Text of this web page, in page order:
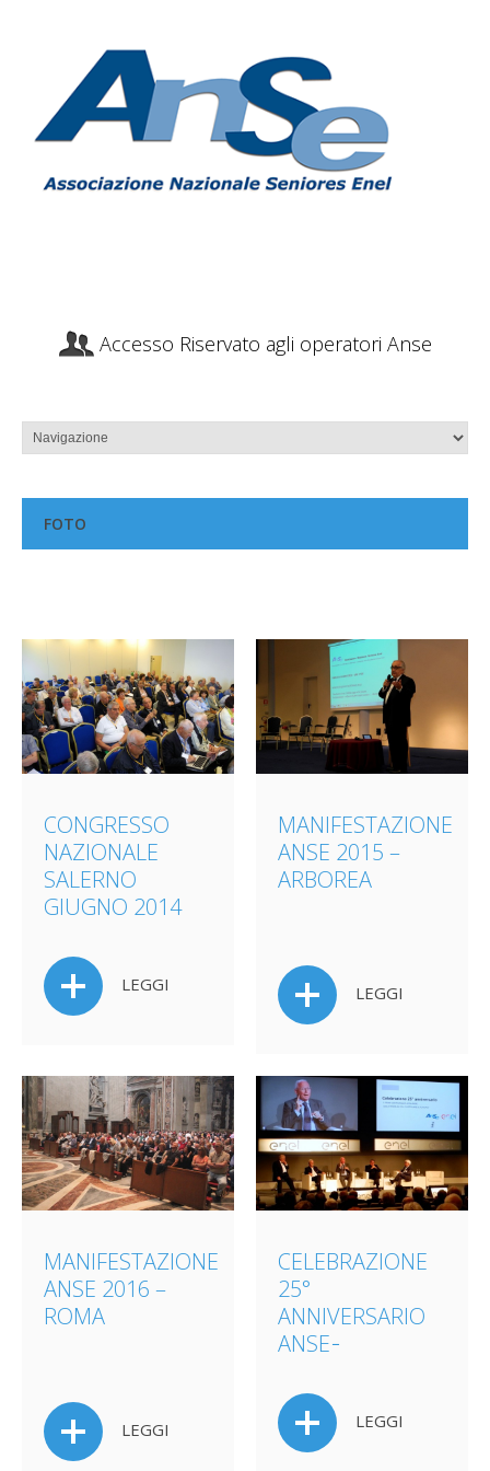
Accesso Riservato agli operatori Anse
FOTO
CONGRESSO
NAZIONALE
SALERNO
GIUGNO 2014
LEGGI
MANIFESTAZIONE
ANSE 2015 –
ARBOREA
LEGGI
MANIFESTAZIONE
ANSE 2016 –
ROMA
LEGGI
CELEBRAZIONE
25°
ANNIVERSARIO
ANSE ̵
LEGGI